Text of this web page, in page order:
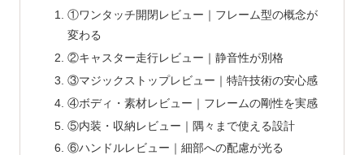
①ワンタッチ開閉レビュー｜フレーム型の概念が
変わる
②キャスター走行レビュー｜静音性が別格
③マジックストップレビュー｜特許技術の安心感
④ボディ・素材レビュー｜フレームの剛性を実感
⑤内装・収納レビュー｜隅々まで使える設計
⑥ハンドルレビュー｜細部への配慮が光る